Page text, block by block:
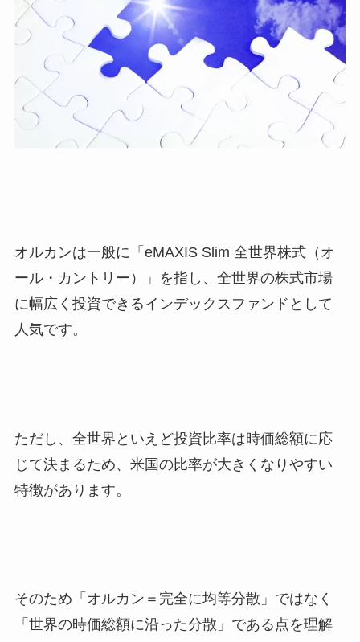
オルカンは一般に「eMAXIS Slim 全世界株式（オ
ール・カントリー）」を指し、全世界の株式市場
に幅広く投資できるインデックスファンドとして
人気です。
ただし、全世界といえど投資比率は時価総額に応
じて決まるため、米国の比率が大きくなりやすい
特徴があります。
そのため「オルカン＝完全に均等分散」ではなく
「世界の時価総額に沿った分散」である点を理解